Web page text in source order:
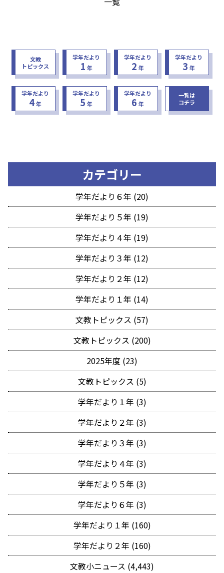
文教
トピックス
学年だより
1 年
学年だより
2 年
学年だより
3 年
学年だより
4年
学年だより
5 年
学年だより
6 年
一覧は
コチラ
カテゴリー
学年だより６年 (20)
学年だより５年 (19)
学年だより４年 (19)
学年だより３年 (12)
学年だより２年 (12)
学年だより１年 (14)
文教トピックス (57)
文教トピックス (200)
2025年度 (23)
文教トピックス (5)
学年だより１年 (3)
学年だより２年 (3)
学年だより３年 (3)
学年だより４年 (3)
学年だより５年 (3)
学年だより６年 (3)
学年だより１年 (160)
学年だより２年 (160)
文教小ニュース (4,443)